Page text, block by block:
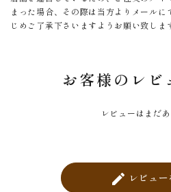
まった場合、その際は当方よりメール
じめご了承下さいますようお願い致しま
お客様のレビ
レビューはまだ
create レビュー